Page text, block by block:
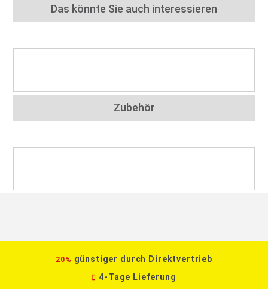
Das könnte Sie auch interessieren
Zubehör
20% günstiger durch Direktvertrieb
4-Tage Lieferung